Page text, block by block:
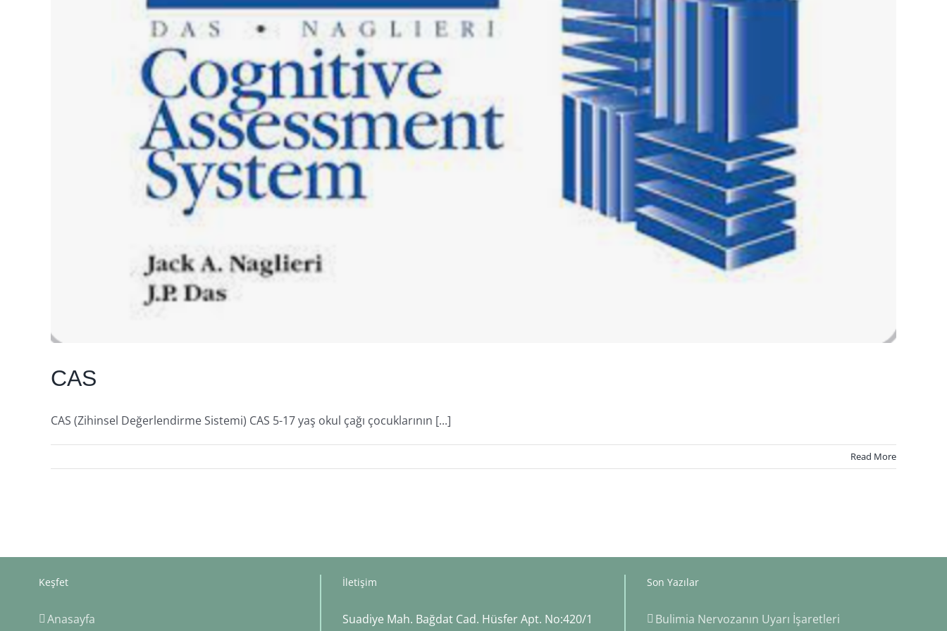
CAS
CAS (Zihinsel Değerlendirme Sistemi) CAS 5-17 yaş okul çağı çocuklarının [...]
Read More
Keşfet
Anasayfa
İletişim
Suadiye Mah. Bağdat Cad. Hüsfer Apt. No:420/1
Son Yazılar
Bulimia Nervozanın Uyarı İşaretleri